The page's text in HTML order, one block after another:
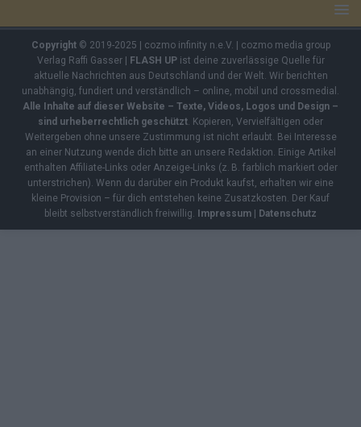
Copyright© 2019-2025 | cozmo infinity n.e.V. | cozmo media group
Verlag Raffi Gasser |
FLASH UPist deine zuverlässige Quelle für
aktuelle Nachrichten aus Deutschland und der Welt. Wir berichten
unabhängig, fundiert und verständlich – online, mobil und crossmedial.
Alle Inhalte auf dieser Website – Texte, Videos, Logos und Design –
sind urheberrechtlich geschützt. Kopieren, Vervielfältigen oder
Weitergeben ohne unsere Zustimmung ist nicht erlaubt. Bei Interesse
an einer Nutzung wende dich bitte an unsere Redaktion. Einige Artikel
enthalten Affiliate-Links oder Anzeige-Links (z. B. farblich markiert oder
unterstrichen). Wenn du darüber ein Produkt kaufst, erhalten wir eine
kleine Provision – für dich entstehen keine Zusatzkosten. Der Kauf
bleibt selbstverständlich freiwillig.
Impressum Datenschutz